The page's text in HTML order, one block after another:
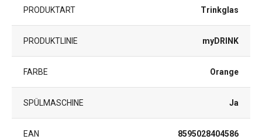
PRODUKTART Trinkglas
PRODUKTLINIE myDRINK
FARBE Orange
SPÜLMASCHINE Ja
EAN 8595028404586